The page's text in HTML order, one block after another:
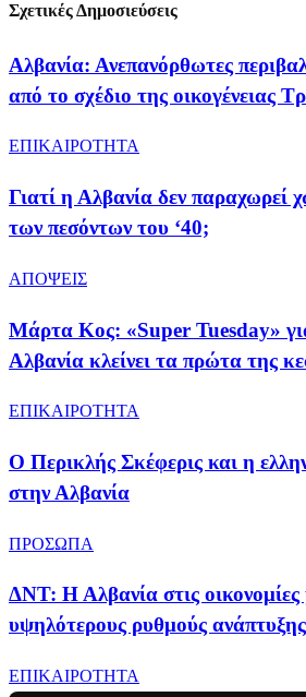
Σχετικές Δημοσιεύσεις
Αλβανία: Ανεπανόρθωτες
από το σχέδιο της οικογένειας
ΕΠΙΚΑΙΡΟΤΗΤΑ
Γιατί η Αλβανία δεν παραχωρεί
των πεσόντων του ‘40;
ΑΠΟΨΕΙΣ
Μάρτα Κος: «Super Tuesday»
Αλβανία κλείνει τα πρώτα της
ΕΠΙΚΑΙΡΟΤΗΤΑ
Ο Περικλής Σκέφερις και η
στην Αλβανία
ΠΡΟΣΩΠΑ
ΔΝΤ: Η Αλβανία στις οικονομίες
υψηλότερους ρυθμούς
ΕΠΙΚΑΙΡΟΤΗΤΑ